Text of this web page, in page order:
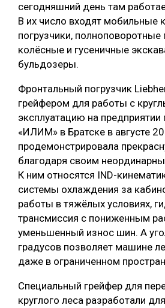
сегодняшний день там
В их число входят мобильные
погрузчики, полноповоротные
колёсные и гусеничные
бульдозеры.
Фронтальный погрузчик
грейфером для работы с
эксплуатацию на
«ИЛИМ» в Братске в августе
продемонстрировала
благодаря своим
К ним относятся IND-
системы охлаждения за
работы в тяжёлых условиях,
трансмиссия с пониженным
уменьшенный износ шин. А
градусов позволяет машине
даже в ограниченном
Специальный грейфер для
круглого леса разработали